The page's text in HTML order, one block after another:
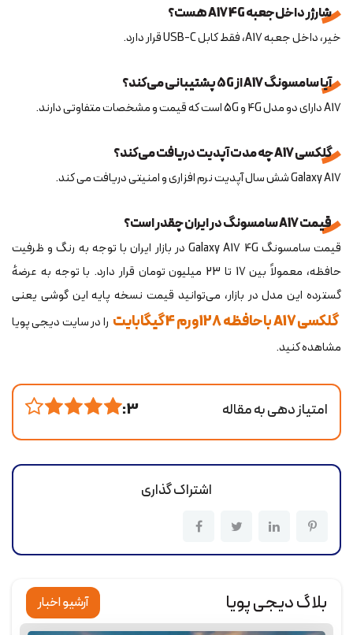
شارژر داخل جعبه A17 4G هست؟
خیر، داخل جعبه A17، فقط کابل USB-C قرار دارد.
آیا سامسونگ A17 از 5G پشتیبانی می‌کند؟
A17 دارای دو مدل 4G و 5G است که قیمت و مشخصات متفاوتی دارند.
گلکسی A17 چه مدت آپدیت دریافت می‌کند؟
Galaxy A17 شش سال آپدیت نرم‌ افزاری و امنیتی دریافت می کند.
قیمت A17 سامسونگ در ایران چقدر است؟
قیمت سامسونگ Galaxy A17 4G در بازار ایران با توجه به رنگ و ظرفیت
حافظه، معمولاً بین 17 تا 23 میلیون تومان قرار دارد. با توجه به عرضهٔ
گسترده این مدل در بازار، می‌توانید قیمت نسخه پایه این گوشی یعنی
گلکسی A17 با حافظه 128 و رم 4 گیگابایت
را در سایت دیجی پویا
مشاهده کنید.
امتیاز دهی به مقاله 3 :
اشتراک گذاری
بلاگ دیجی پویا آرشیو اخبار